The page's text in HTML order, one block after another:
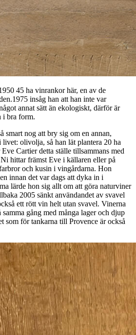
45 ha vinrankor här, en av de
insåg han att han inte var
annat sätt än ekologiskt, därför är
i bra form.
smart nog att bry sig om en annan,
olivolja, så han lät plantera 20 ha
Cartier detta ställe tillsammans med
hittar främst Eve i källaren eller på
och kusin i vingårdarna. Hon
innan det var dags att dyka in i
lärde hon sig allt om att göra naturviner
2005 sänkt användandet av svavel
ett rött vin helt utan svavel. Vinerna
samma gång med många lager och djup
som för tankarna till Provence är också